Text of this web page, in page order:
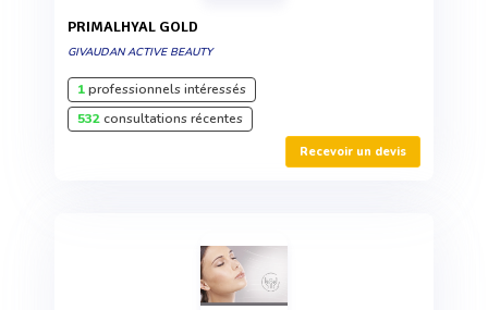
PRIMALHYAL GOLD
GIVAUDAN ACTIVE BEAUTY
1professionnels intéressés
532consultations récentes
Recevoir un devis